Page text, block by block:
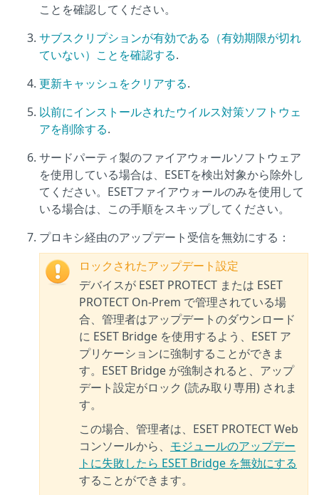
ことを確認してください。
サブスクリプションが有効である（有効期限が切れ
ていない）ことを確認する.
更新キャッシュをクリアする.
以前にインストールされたウイルス対策ソフトウェ
アを削除する.
サードパーティ製のファイアウォールソフトウェア
を使用している場合は、ESETを検出対象から除外し
てください。ESETファイアウォールのみを使用して
いる場合は、この手順をスキップしてください。
プロキシ経由のアップデート受信を無効にする：
ロックされたアップデート設定
デバイスが ESET PROTECT または ESET
PROTECT On-Prem で管理されている場
合、管理者はアップデートのダウンロード
に ESET Bridge を使用するよう、ESET ア
プリケーションに強制することができま
す。ESET Bridge が強制されると、アップ
デート設定がロック (読み取り専用) されま
す。
この場合、管理者は、ESET PROTECT Web
コンソールから、 モジュールのアップデー
トに失敗したら ESET Bridge を無効にする
することができます。